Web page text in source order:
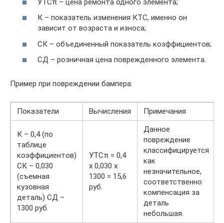
К – показатель изменения КТС, именно он
зависит от возраста и износа;
СК – объединенный показатель коэффициентов;
СД – розничная цена поврежденного элемента.
Пример при повреждении бампера:
Показатели Вычисления Примечания
К – 0,4 (по
таблице
коэффициентов)
СК – 0,030
(съемная
кузовная
деталь) СД –
1300 руб.
УТСπ = 0,4
х 0,030 х
1300 = 15,6
руб.
Данное
повреждение
классифицируется
как
незначительное,
соответственно
компенсация за
деталь
небольшая.